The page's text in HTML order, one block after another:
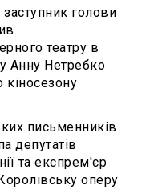
голови
театру в
Анну Нетребко
письменників
депутатів
та експрем'єр
оперу